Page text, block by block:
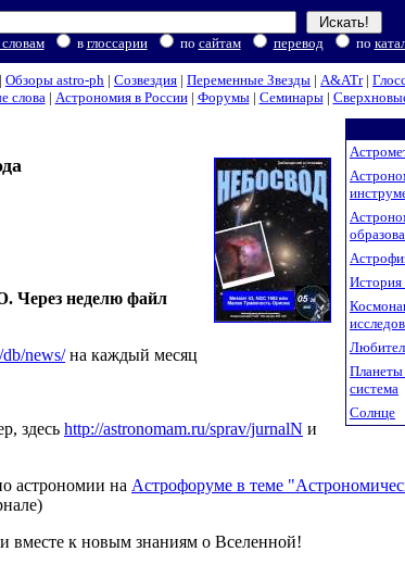
в глоссарии по сайтам перевод по
| Обзоры astro-ph | Созвездия | Переменные Звезды | A&ATr|
слова| Астрономия в России| Форумы| Семинары|
История
система
Солнце
неделю файл
news/на каждый месяц
здесь http://astronomam.ru/sprav/jurnalN и
астрономии на Астрофоруме в теме
вместе к новым знаниям о Вселенной!